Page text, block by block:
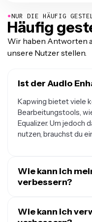
●NUR DIE HÄUFIG
Häufig
Wir haben Antworten
unsere Nutzer stellen.
Ist der Audio
Kapwing bietet viele
Bearbeitungstools,
Equalizer. Um jedoch
nutzen, brauchst du
Wie kann ich
verbessern?
um deine
Wie kann ich